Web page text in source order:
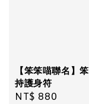
【笨笨喵聯名】
持護身符
Regular
NT$ 880